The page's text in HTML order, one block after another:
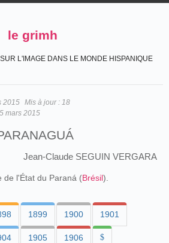
le grimh
L'IMAGE DANS LE MONDE HISPANIQUE
2015 Mis à jour : 18
mars 2015
Jean-Claude SEGUIN VERGARA
de l'État du Paraná (Brésil).
1899 1900 1901
1905 1906 $